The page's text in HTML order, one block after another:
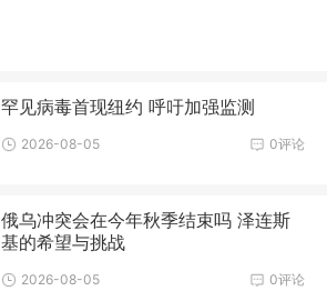
罕见病毒首现纽约 呼吁加强监测
0评论
2026-08-05
俄乌冲突会在今年秋季结束吗 泽连斯
基的希望与挑战
0评论
2026-08-05